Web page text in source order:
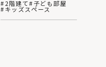
#2階建て#子ども部屋
#キッズスペース